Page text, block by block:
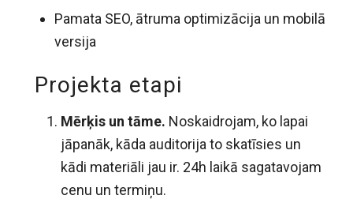
Pamata SEO, ātruma optimizācija un mobilā
versija
Projekta etapi
Mērķis un tāme. Noskaidrojam, ko lapai
jāpanāk, kāda auditorija to skatīsies un
kādi materiāli jau ir. 24h laikā sagatavojam
cenu un termiņu.